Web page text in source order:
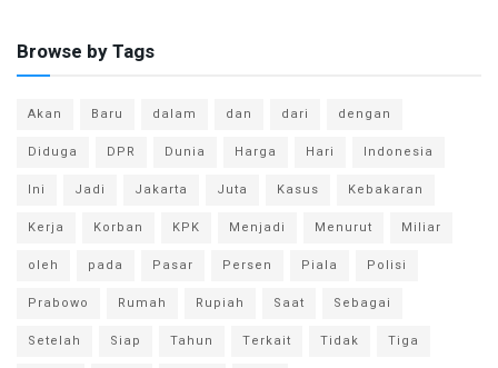
Browse by Tags
Akan Baru dalam dan dari
dengan
Diduga
DPR Dunia Harga Hari
Indonesia
Ini
Jadi Jakarta Juta Kasus
Kebakaran
Kerja
Korban KPK Menjadi Menurut
Miliar
oleh
pada Pasar Persen Piala
Polisi
Prabowo
Rumah Rupiah Saat
Sebagai
Setelah
Siap Tahun Terkait Tidak
Tiga